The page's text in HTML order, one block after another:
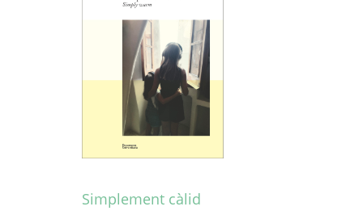
Simplement càlid